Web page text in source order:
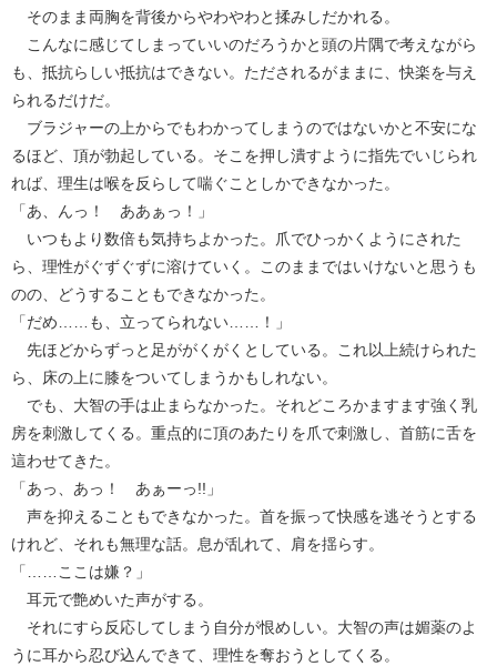
そのまま両胸を背後からやわやわと揉みしだかれる。
こんなに感じてしまっていいのだろうかと頭の片隅で考えながら
も、抵抗らしい抵抗はできない。ただされるがままに、快楽を与え
られるだけだ。
ブラジャーの上からでもわかってしまうのではないかと不安にな
るほど、頂が勃起している。そこを押し潰すように指先でいじられ
れば、理生は喉を反らして喘ぐことしかできなかった。
「あ、んっ！ ああぁっ！」
いつもより数倍も気持ちよかった。爪でひっかくようにされた
ら、理性がぐずぐずに溶けていく。このままではいけないと思うも
のの、どうすることもできなかった。
「だめ……も、立ってられない……！」
先ほどからずっと足ががくがくとしている。これ以上続けられた
ら、床の上に膝をついてしまうかもしれない。
でも、大智の手は止まらなかった。それどころかますます強く乳
房を刺激してくる。重点的に頂のあたりを爪で刺激し、首筋に舌を
這わせてきた。
「あっ、あっ！ あぁーっ!!」
声を抑えることもできなかった。首を振って快感を逃そうとする
けれど、それも無理な話。息が乱れて、肩を揺らす。
「……ここは嫌？」
耳元で艶めいた声がする。
それにすら反応してしまう自分が恨めしい。大智の声は媚薬のよ
うに耳から忍び込んできて、理性を奪おうとしてくる。